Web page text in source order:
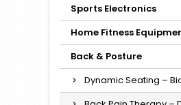
Sports Electronics
Home Fitness
Back & Posture
Dynamic Seating –